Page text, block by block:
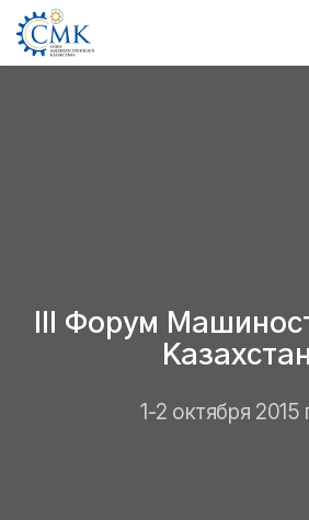
III Форум
1-2 октября 2015